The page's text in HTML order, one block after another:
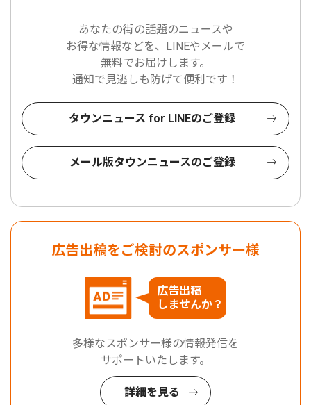
あなたの街の話題のニュースや
お得な情報などを、LINEやメールで
無料でお届けします。
通知で見逃しも防げて便利です！
タウンニュース for LINEのご登録
メール版タウンニュースのご登録
広告出稿をご検討のスポンサー様
広告出稿
しませんか？
多様なスポンサー様の情報発信を
サポートいたします。
詳細を見る